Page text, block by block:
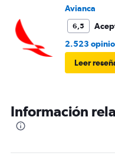
Avianca
6,5
2.523
Leer
Información